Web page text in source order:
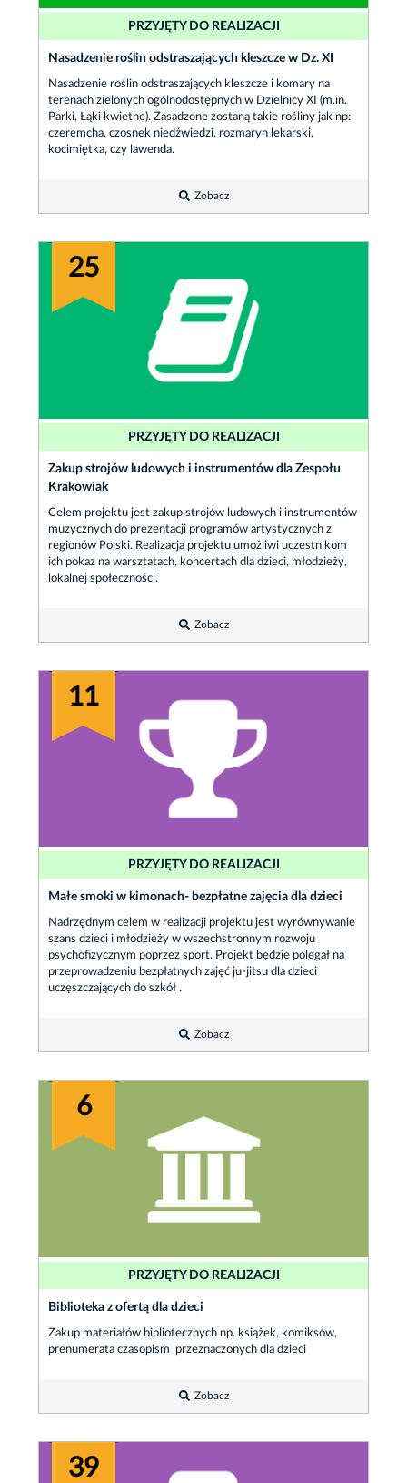
PRZYJĘTY DO REALIZACJI
Nasadzenie roślin odstraszających kleszcze w Dz. XI
Nasadzenie roślin odstraszających kleszcze i komary na
terenach zielonych ogólnodostępnych w Dzielnicy XI (m.in.
Parki, Łąki kwietne). Zasadzone zostaną takie rośliny jak np:
czeremcha, czosnek niedźwiedzi, rozmaryn lekarski,
kocimiętka, czy lawenda.
Zobacz
25
PRZYJĘTY DO REALIZACJI
Zakup strojów ludowych i instrumentów dla Zespołu
Krakowiak
Celem projektu jest zakup strojów ludowych i instrumentów
muzycznych do prezentacji programów artystycznych z
regionów Polski. Realizacja projektu umożliwi uczestnikom
ich pokaz na warsztatach, koncertach dla dzieci, młodzieży,
lokalnej społeczności.
Zobacz
11
PRZYJĘTY DO REALIZACJI
Małe smoki w kimonach- bezpłatne zajęcia dla dzieci
Nadrzędnym celem w realizacji projektu jest wyrównywanie
szans dzieci i młodzieży w wszechstronnym rozwoju
psychofizycznym poprzez sport. Projekt będzie polegał na
przeprowadzeniu bezpłatnych zajęć ju-jitsu dla dzieci
uczęszczających do szkół .
Zobacz
6
PRZYJĘTY DO REALIZACJI
Biblioteka z ofertą dla dzieci
Zakup materiałów bibliotecznych np. książek, komiksów,
prenumerata czasopism przeznaczonych dla dzieci
Zobacz
39